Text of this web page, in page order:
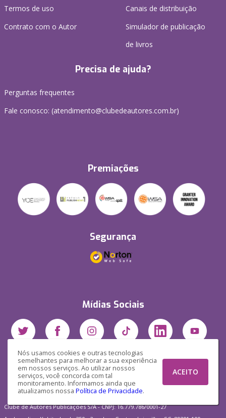
Nós usamos cookies e outras tecnologias
semelhantes para melhorar a sua experiência
em nossos serviços. Ao utilizar nossos
serviços, você concorda com tal
monitoramento. Informamos ainda que
atualizamos nossa Política de Privacidade.
ACEITO
Termos de uso
Contrato com o Autor
Canais de distribuição
Simulador de publicação
de livros
Precisa de ajuda?
Perguntas frequentes
Fale conosco: (atendimento@clubedeautores.com.br)
Premiações
Segurança
Mídias Sociais
Clube de Autores Publicações S/A - CNPJ: 16.779.786/0001-27